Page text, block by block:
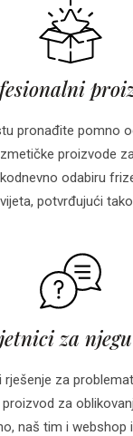
pronađite pomno
proizvode
odabiru
potvrđujući
za
za
za
naš tim i webshop